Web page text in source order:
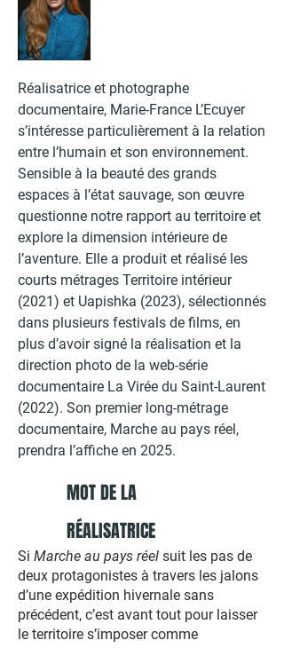
Réalisatrice et photographe
documentaire, Marie-France L’Ecuyer
s’intéresse particulièrement à la relation
entre l’humain et son environnement.
Sensible à la beauté des grands
espaces à l’état sauvage, son œuvre
questionne notre rapport au territoire et
explore la dimension intérieure de
l’aventure. Elle a produit et réalisé les
courts métrages Territoire intérieur
(2021) et Uapishka (2023), sélectionnés
dans plusieurs festivals de films, en
plus d’avoir signé la réalisation et la
direction photo de la web-série
documentaire La Virée du Saint-Laurent
(2022). Son premier long-métrage
documentaire, Marche au pays réel,
prendra l’affiche en 2025.
MOT DE LA
RÉALISATRICE
Si Marche au pays réel suit les pas de
deux protagonistes à travers les jalons
d’une expédition hivernale sans
précédent, c’est avant tout pour laisser
le territoire s’imposer comme